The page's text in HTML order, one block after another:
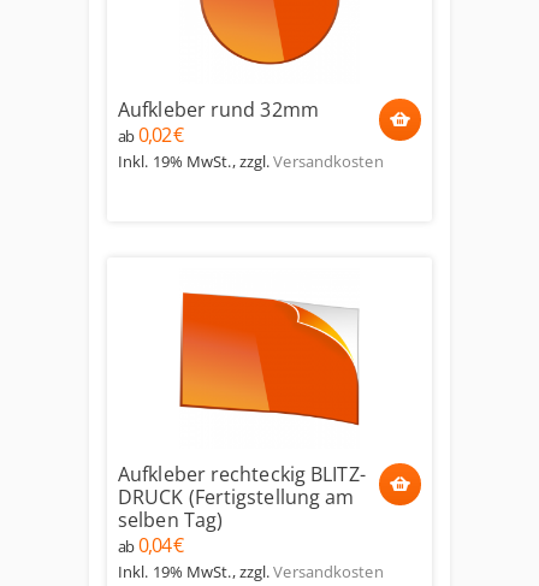
Aufkleber rund 32mm
ab 0,02 €
Inkl. 19% MwSt.,zzgl.Versandkosten
Aufkleber rechteckig BLITZ-
DRUCK (Fertigstellung am
selben Tag)
ab 0,04 €
Inkl. 19% MwSt.,zzgl.Versandkosten